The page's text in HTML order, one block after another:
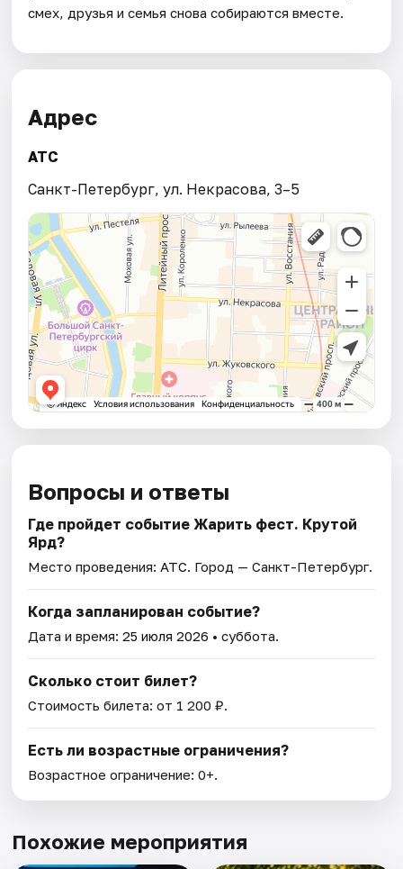
смех, друзья и семья снова собираются вместе.
Адрес
АТС
Санкт-Петербург, ул. Некрасова, 3–5
Вопросы и ответы
Где пройдет событие Жарить фест. Крутой
Ярд?
Место проведения:АТС. Город — Санкт-Петербург.
Когда запланирован событие?
Дата и время:25 июля 2026 • суббота.
Сколько стоит билет?
Стоимость билета: от 1 200 ₽.
Есть ли возрастные ограничения?
Возрастное ограничение: 0+.
Похожие мероприятия